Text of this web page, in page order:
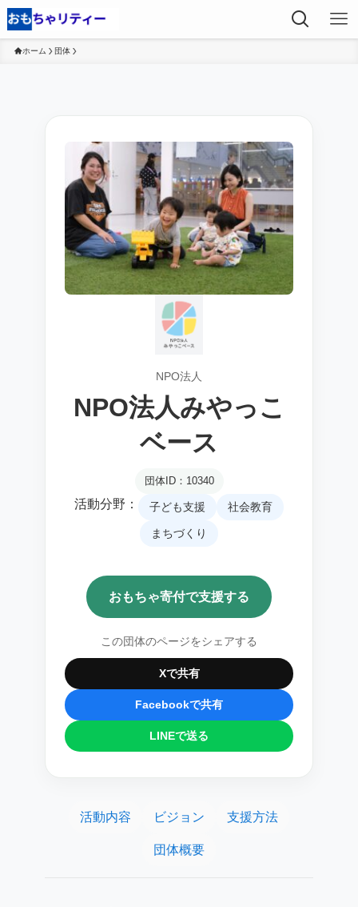
ホーム 団体
NPO法人
NPO法人みやっこ
ベース
団体ID：10340
活動分野： 子ども支援 社会教育
まちづくり
おもちゃ寄付で支援する
この団体のページをシェアする
Xで共有
Facebookで共有
LINEで送る
活動内容 ビジョン 支援方法
団体概要